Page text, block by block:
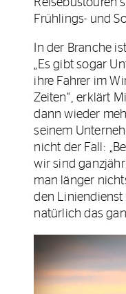
Reisebustouren
Frühlings- und
In der Branche
„Es gibt sogar
ihre Fahrer im
Zeiten“, erklärt
dann wieder
seinem
nicht der Fall:
wir sind
man länger
den Liniendienst
natürlich das